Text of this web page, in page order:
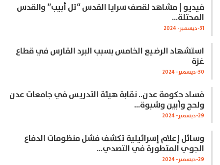
فيديو | مشاهد لقصف سرايا القدس “تل أبيب” والقدس
المحتلة…
31-ديسمبر- 2024
استشهاد الرضيع الخامس بسبب البرد القارس في قطاع
غزة
30-ديسمبر- 2024
فساد حكومة عدن.. نقابة هيئة التدريس في جامعات عدن
ولحج وأبين وشبوة…
29-ديسمبر- 2024
وسائل إعلام إسرائيلية تكشف فشل منظومات الدفاع
الجوي المتطورة في التصدي…
29-ديسمبر- 2024